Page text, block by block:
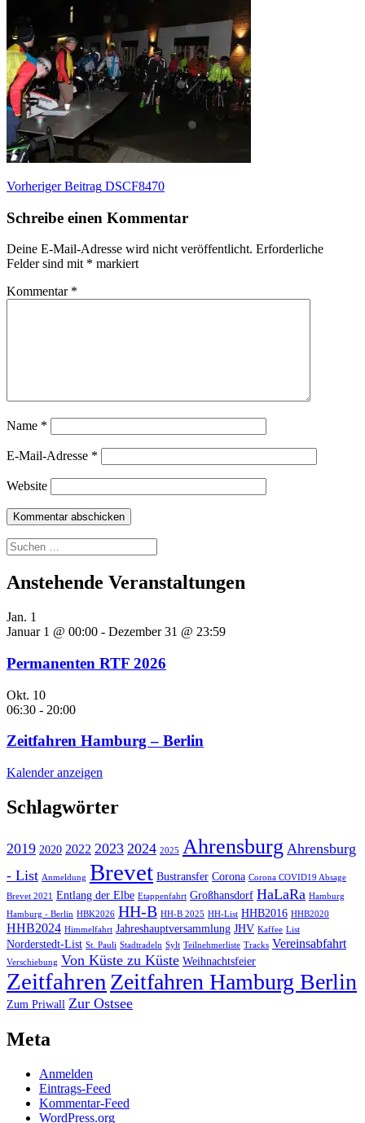
Beitragsnavigation
Vorheriger Beitrag Vorheriger
DSCF8470
Schreibe einen Kommentar
Deine E-Mail-Adresse wird nicht veröffentlicht. Erforderliche
Felder sind mit * markiert
Kommentar *
Name *
E-Mail-Adresse *
Website
Suchen
nach:
Anstehende Veranstaltungen
Jan. 1
Januar 1 @ 00:00 - Dezember 31 @ 23:59
Permanenten RTF 2026
Okt. 10
06:30 - 20:00
Zeitfahren Hamburg – Berlin
Kalender anzeigen
Schlagwörter
2019 2020 2022 2023 2024 2025 Ahrensburg Ahrensburg
- List Anmeldung Brevet Bustransfer Corona Corona COVID19 Absage
Brevet 2021 Entlang der Elbe Etappenfahrt Großhansdorf HaLaRa Hamburg
Hamburg - Berlin HBK2026 HH-B HH-B 2025 HH-List HHB2016 HHB2020
HHB2024 Himmelfahrt Jahreshauptversammlung JHV Kaffee List
Norderstedt-List St. Pauli Stadtradeln Sylt Teilnehmerliste Tracks Vereinsabfahrt
Verschiebung Von Küste zu Küste Weihnachtsfeier
Zeitfahren Zeitfahren Hamburg Berlin
Zum Priwall Zur Ostsee
Meta
Anmelden
Eintrags-Feed
Kommentar-Feed
WordPress.org